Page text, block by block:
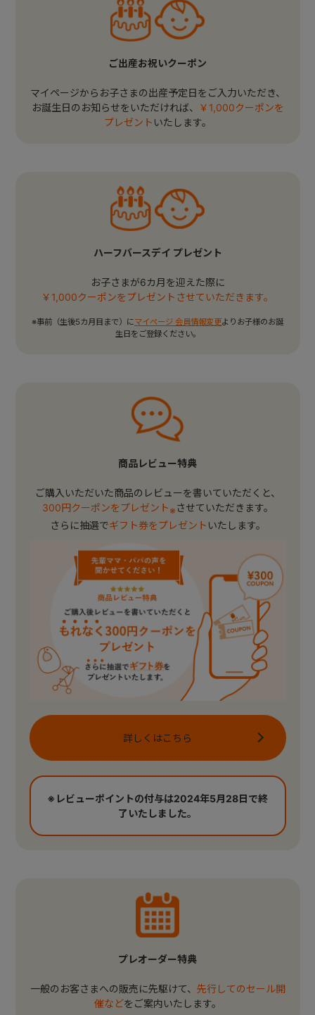
ご出産お祝いクーポン
マイページからお子さまの出産予定日をご入力いただき、
お誕生日のお知らせをいただければ、
￥1,000クーポンを
プレゼント いたします。
ハーフバースデイ プレゼント
お子さまが6カ月を迎えた際に
￥1,000クーポンをプレゼントさせていただきます。
※事前（生後5カ月目まで）にマイページ 会員情報変更よりお子様のお誕
生日をご登録ください。
商品レビュー特典
ご購入いただいた商品のレビューを書いていただくと、
300円クーポンをプレゼント※させていただきます。
さらに抽選でギフト券をプレゼント いたします。
詳しくはこちら
※レビューポイントの付与は2024年5月28日で終
了いたしました。
プレオーダー特典
一般のお客さまへの販売に先駆けて、 先行してのセール開
催などをご案内いたします。